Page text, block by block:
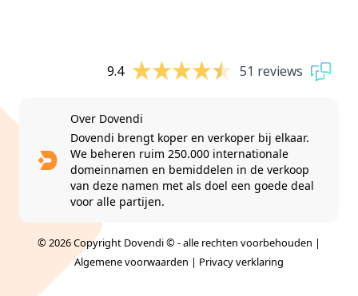
9.4 51 reviews
Over Dovendi
Dovendi brengt koper en verkoper bij elkaar.
We beheren ruim 250.000 internationale
domeinnamen en bemiddelen in de verkoop
van deze namen met als doel een goede deal
voor alle partijen.
© 2026 Copyright Dovendi © - alle rechten voorbehouden |
Algemene voorwaarden | Privacy verklaring